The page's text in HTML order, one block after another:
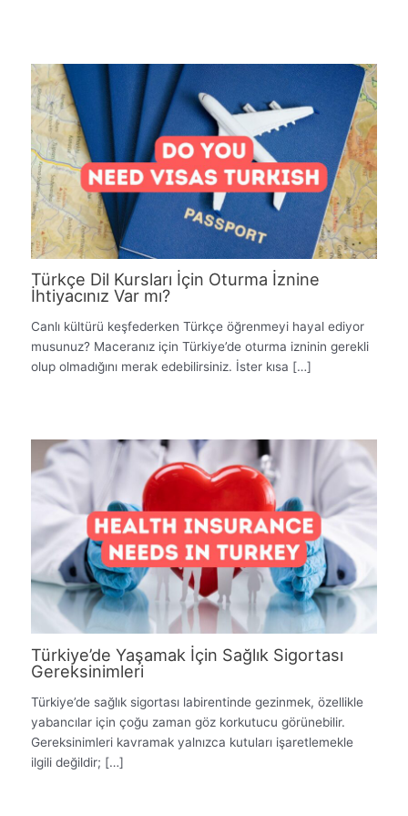
Türkçe Dil Kursları İçin Oturma İznine
İhtiyacınız Var mı?
Canlı kültürü keşfederken Türkçe öğrenmeyi hayal ediyor
musunuz? Maceranız için Türkiye’de oturma izninin gerekli
olup olmadığını merak edebilirsiniz. İster kısa […]
Türkiye’de Yaşamak İçin Sağlık Sigortası
Gereksinimleri
Türkiye’de sağlık sigortası labirentinde gezinmek, özellikle
yabancılar için çoğu zaman göz korkutucu görünebilir.
Gereksinimleri kavramak yalnızca kutuları işaretlemekle
ilgili değildir; […]